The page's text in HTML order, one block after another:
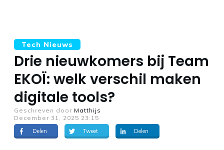
Tech Nieuws
Drie nieuwkomers bij Team
EKOÏ: welk verschil maken
digitale tools?
Geschreven door Matthijs
December 31, 2025 23:15
Delen Tweet Delen